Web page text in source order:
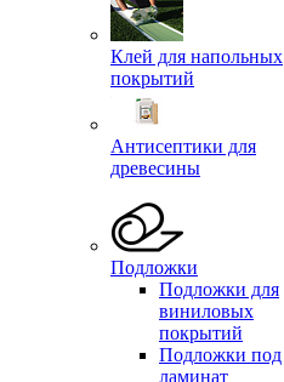
Клей для напольных
покрытий
Антисептики для
древесины
Подложки
Подложки для
виниловых
покрытий
Подложки под
ламинат